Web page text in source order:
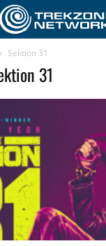
Sektion 31
31